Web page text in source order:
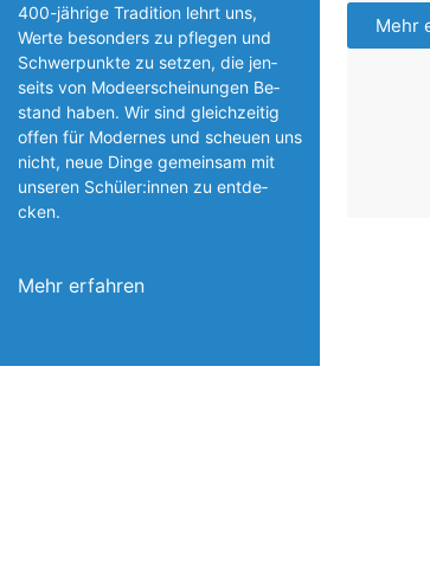
400-jährige Tradition lehrt uns,
Werte besonders zu pflegen und
Schwerpunkte zu setzen, die jen­
seits von Modeerscheinungen Be­
stand haben. Wir sind gleichzeitig
offen für Modernes und scheuen uns
nicht, neue Dinge gemeinsam mit
unseren Schüler:innen zu entde­
cken.
Mehr erfahren
Mehr